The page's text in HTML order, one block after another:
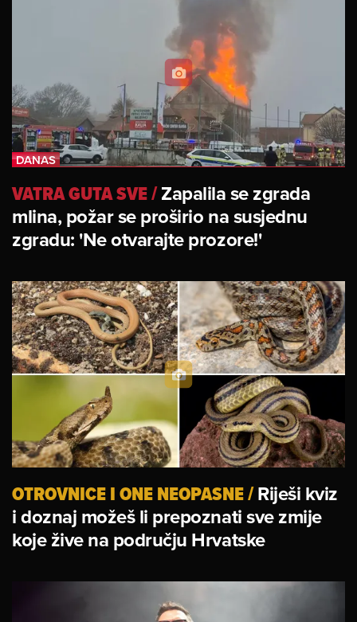
VATRA GUTA SVE/Zapalila se zgrada
mlina, požar se proširio na susjednu
zgradu: 'Ne otvarajte prozore!'
OTROVNICE I ONE NEOPASNE/Riješi kviz
i doznaj možeš li prepoznati sve zmije
koje žive na području Hrvatske